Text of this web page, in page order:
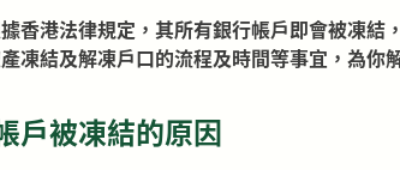
香港法律規定，其所有銀行帳戶即會被凍
凍結及解凍戶口的流程及時間等事宜，為你
戶被凍結的原因